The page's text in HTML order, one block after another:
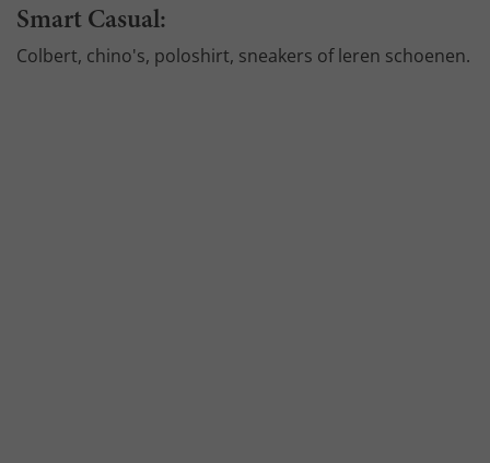
Smart Casual:
Colbert, chino's, poloshirt, sneakers of leren schoenen.